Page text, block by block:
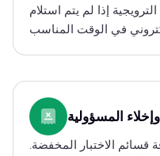
إذا لم يتم استلام
المسؤولية
قسائم الاختبار المخفضة.